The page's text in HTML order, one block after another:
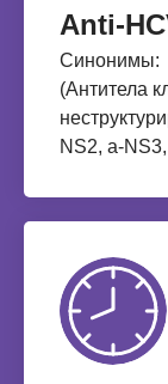
Anti-
Синонимы:
(Антитела
NS2, a-